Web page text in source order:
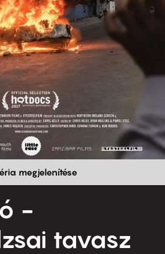
megjelenítése
-
tavasz